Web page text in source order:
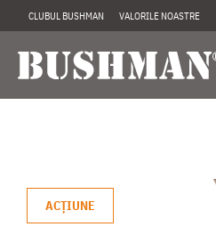
CLUBUL BUSHMAN VALORILE NOASTRE
ACŢIUNE